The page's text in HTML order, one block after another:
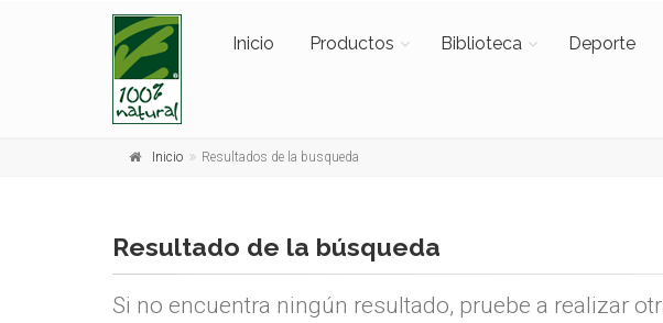
Inicio Productos Biblioteca Deporte
Inicio Resultados de la busqueda
Resultado de la búsqueda
Si no encuentra ningún resultado, pruebe a realizar